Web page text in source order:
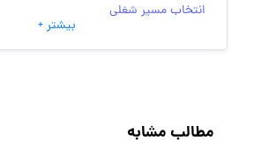
انتخاب مسیر شغلی
به‌روزرسانی‌های سایت (کارجویی)
رزومه
بیشتر +
مطالب مشابه